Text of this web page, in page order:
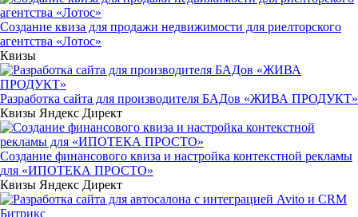
Создание квиза для продажи недвижимости для риелторского
агентства «Лотос»
Квизы
Разработка сайта для производителя БАДов «ЖИВА ПРОДУКТ»
Квизы Яндекс Директ
Создание финансового квиза и настройка контекстной рекламы
для «ИПОТЕКА ПРОСТО»
Квизы Яндекс Директ